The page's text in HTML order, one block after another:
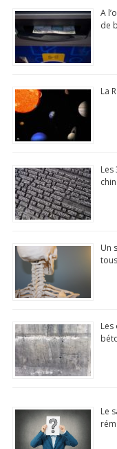
A
de
La
Un
Le
nnemen
t
N°1 app store